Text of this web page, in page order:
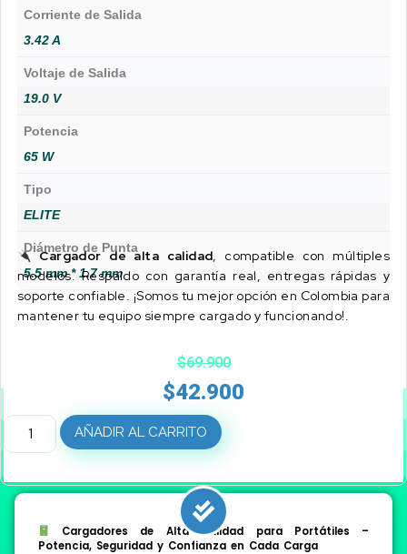
Corriente de Salida
3.42 A
Voltaje de Salida
19.0 V
Potencia
65 W
Tipo
ELITE
Diámetro de Punta
5.5 mm * 1.7 mm
Cargador de alta calidad, compatible con múltiples
modelos. Respaldo con garantía real, entregas rápidas y
soporte confiable. ¡Somos tu mejor opción en Colombia para
mantener tu equipo siempre cargado y funcionando!.
$69.900
$42.900
AÑADIR AL CARRITO
Cargadores de Alta Calidad para Portátiles –
Potencia, Seguridad y Confianza en Cada Carga